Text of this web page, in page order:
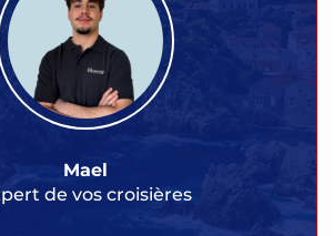
Mael
de vos croisières